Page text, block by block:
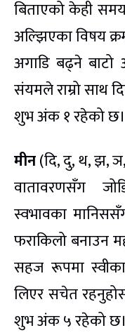
बिताएको केही
अल्झिएका विषय
अगाडि बढ्ने
संयमले राम्रो साथ
शुभ अंक १ रहेको छ।
मीन(दि, दु, थ, झ,
वातावरणसँग
स्वभावका
फराकिलो बनाउन
सहज रूपमा
लिएर सचेत
शुभ अंक ५ रहेको छ।